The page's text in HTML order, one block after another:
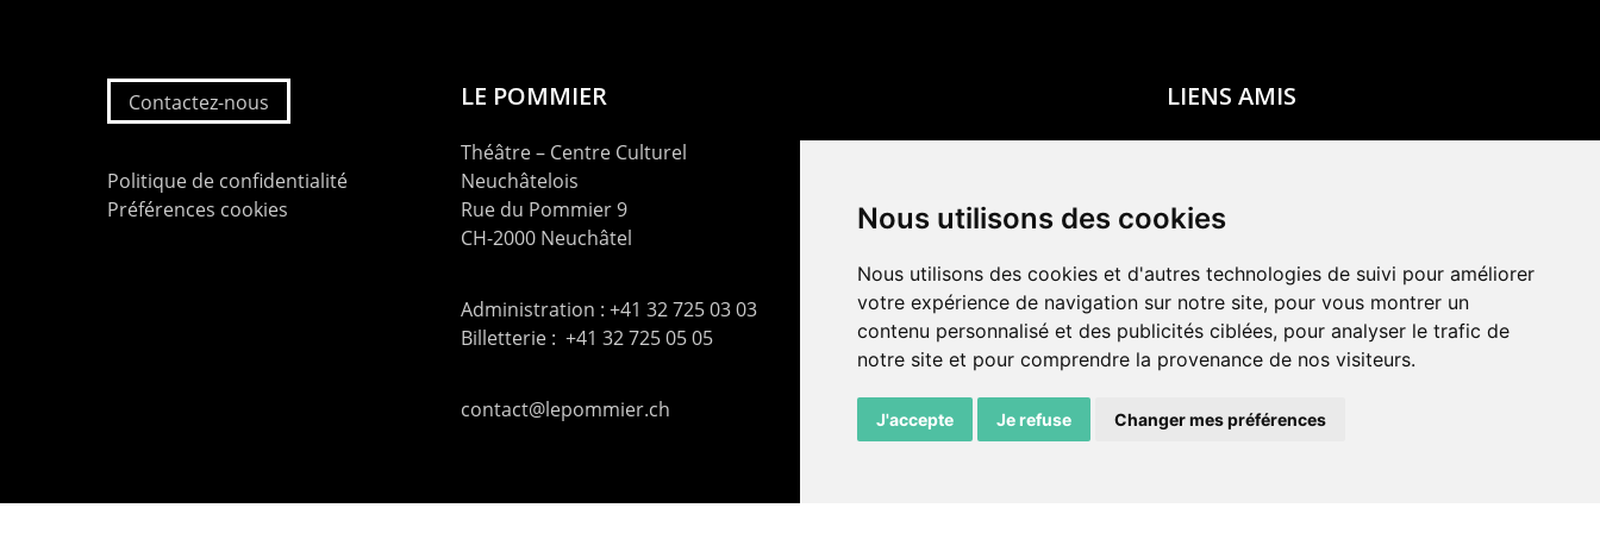
Nous utilisons des cookies
Nous utilisons des cookies et d'autres technologies de suivi pour améliorer
votre expérience de navigation sur notre site, pour vous montrer un
contenu personnalisé et des publicités ciblées, pour analyser le trafic de
notre site et pour comprendre la provenance de nos visiteurs.
J'accepte Je refuse Changer mes préférences
Contactez-nous
Politique de confidentialité
Préférences cookies
LE POMMIER
Théâtre – Centre Culturel
Neuchâtelois
Rue du Pommier 9
CH-2000 Neuchâtel
Administration : +41 32 725 03 03
Billetterie : +41 32 725 05 05
contact@lepommier.ch
LIENS AMIS